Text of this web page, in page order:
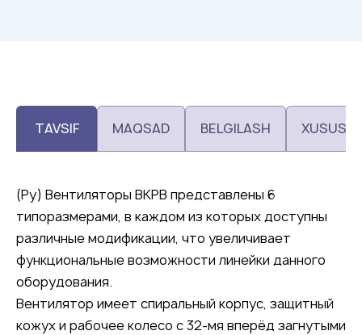
TAVSIF MAQSAD BELGILASH
(Ру) Вентиляторы ВКРВ представлены 6
типоразмерами, в каждом из которых доступны
различные модификации, что увеличивает
функциональные возможности линейки данного
оборудования.
Вентилятор имеет спиральный корпус, защитный
кожух и рабочее колесо с 32-мя вперёд загнутыми